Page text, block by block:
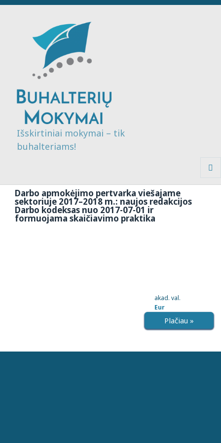
Išskirtiniai mokymai – tik
buhalteriams!
Darbo apmokėjimo pertvarka viešajame
sektoriuje 2017–2018 m.: naujos redakcijos
Darbo kodeksas nuo 2017-07-01 ir
formuojama skaičiavimo praktika
akad. val.
Eur
Plačiau »